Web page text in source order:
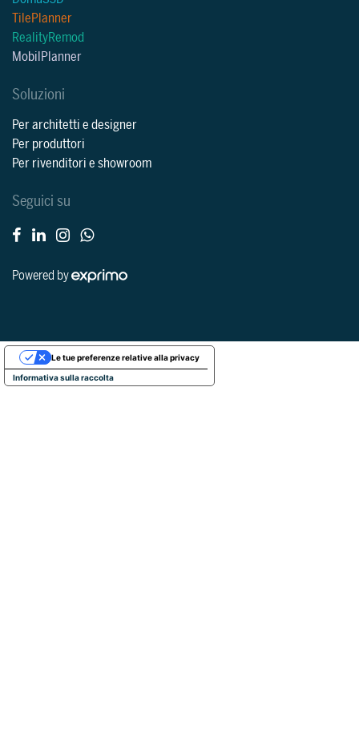
TilePlanner
RealityRemod
MobilPlanner
Soluzioni
Per architetti e designer
Per produttori
Per rivenditori e showroom
Seguici su
Powered by
Informativa sulla raccolta
Le tue preferenze relative alla privacy